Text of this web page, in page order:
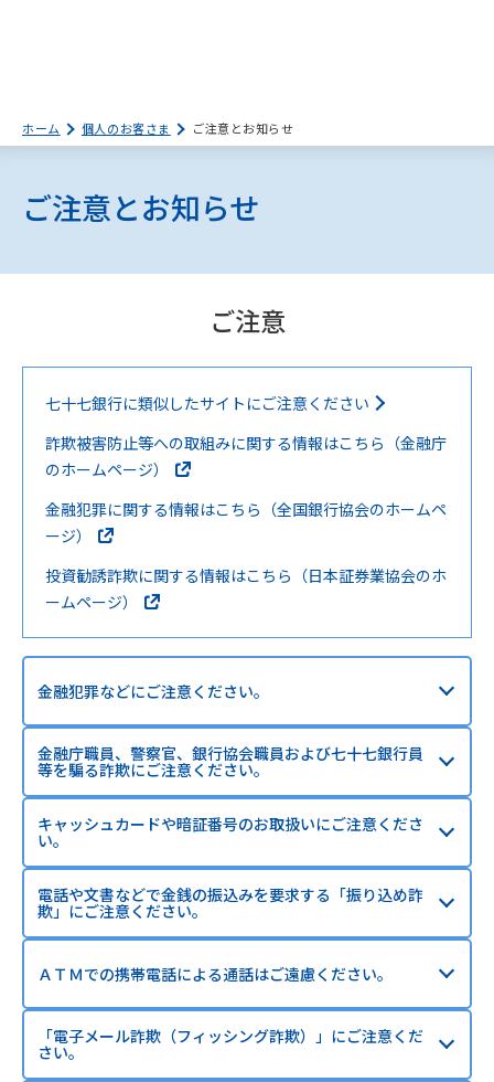
ホーム 個人のお客さま ご注意とお知らせ
ご注意とお知らせ
ご注意
七十七銀行に類似したサイトにご注意ください
詐欺被害防止等への取組みに関する情報はこちら（金融庁
のホームページ）
金融犯罪に関する情報はこちら（全国銀行協会のホームペ
ージ）
投資勧誘詐欺に関する情報はこちら（日本証券業協会のホ
ームページ）
金融犯罪などにご注意ください。
金融庁職員、警察官、銀行協会職員および七十七銀行員
等を騙る詐欺にご注意ください。
キャッシュカードや暗証番号のお取扱いにご注意くださ
い。
電話や文書などで金銭の振込みを要求する「振り込め詐
欺」にご注意ください。
ＡＴＭでの携帯電話による通話はご遠慮ください。
「電子メール詐欺（フィッシング詐欺）」にご注意くだ
さい。